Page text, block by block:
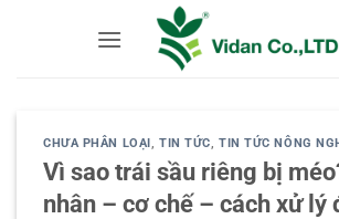
CHƯA PHÂN LOẠI, TIN TỨC,TIN TỨC NÔNG
Vì sao trái sầu riêng bị
nhân – cơ chế – cách xử lý